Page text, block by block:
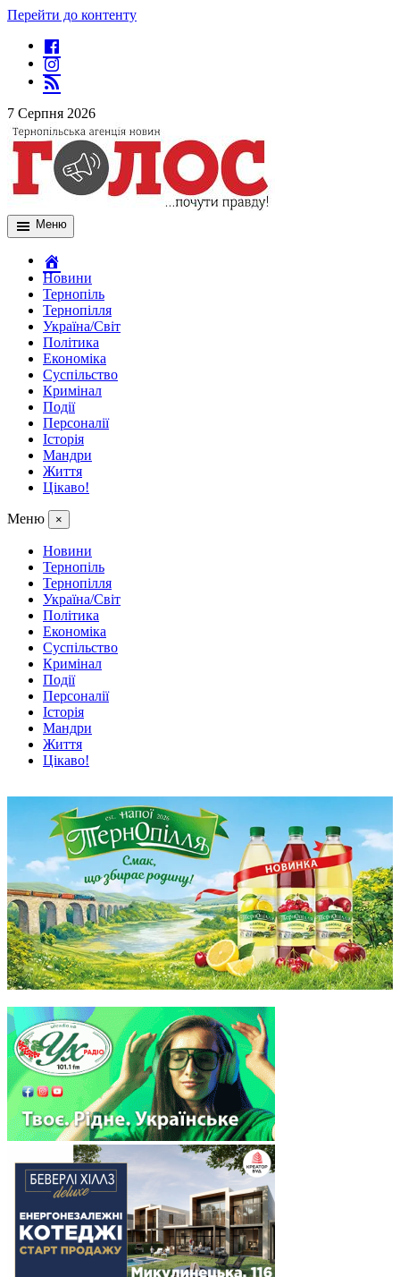
Перейти до контенту
7 Серпня 2026
Меню
Новини
Тернопіль
Тернопілля
Україна/Світ
Політика
Економіка
Суспільство
Кримінал
Події
Персоналії
Історія
Мандри
Життя
Цікаво!
Меню ×
Новини
Тернопіль
Тернопілля
Україна/Світ
Політика
Економіка
Суспільство
Кримінал
Події
Персоналії
Історія
Мандри
Життя
Цікаво!